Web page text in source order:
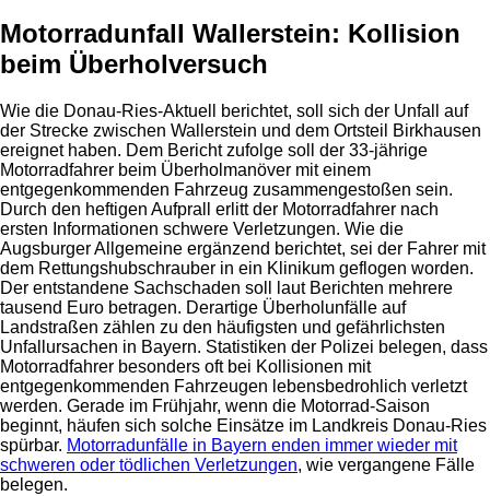
Motorradunfall Wallerstein: Kollision
beim Überholversuch
Wie die Donau-Ries-Aktuell berichtet, soll sich der Unfall auf
der Strecke zwischen Wallerstein und dem Ortsteil Birkhausen
ereignet haben. Dem Bericht zufolge soll der 33-jährige
Motorradfahrer beim Überholmanöver mit einem
entgegenkommenden Fahrzeug zusammengestoßen sein.
Durch den heftigen Aufprall erlitt der Motorradfahrer nach
ersten Informationen schwere Verletzungen. Wie die
Augsburger Allgemeine ergänzend berichtet, sei der Fahrer mit
dem Rettungshubschrauber in ein Klinikum geflogen worden.
Der entstandene Sachschaden soll laut Berichten mehrere
tausend Euro betragen. Derartige Überholunfälle auf
Landstraßen zählen zu den häufigsten und gefährlichsten
Unfallursachen in Bayern. Statistiken der Polizei belegen, dass
Motorradfahrer besonders oft bei Kollisionen mit
entgegenkommenden Fahrzeugen lebensbedrohlich verletzt
werden. Gerade im Frühjahr, wenn die Motorrad-Saison
beginnt, häufen sich solche Einsätze im Landkreis Donau-Ries
spürbar. Motorradunfälle in Bayern enden immer wieder mit
schweren oder tödlichen Verletzungen, wie vergangene Fälle
belegen.